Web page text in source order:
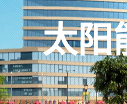
太阳